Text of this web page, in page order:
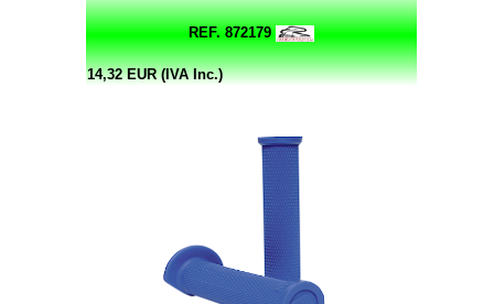
REF. 872179
14,32 EUR (IVA Inc.)